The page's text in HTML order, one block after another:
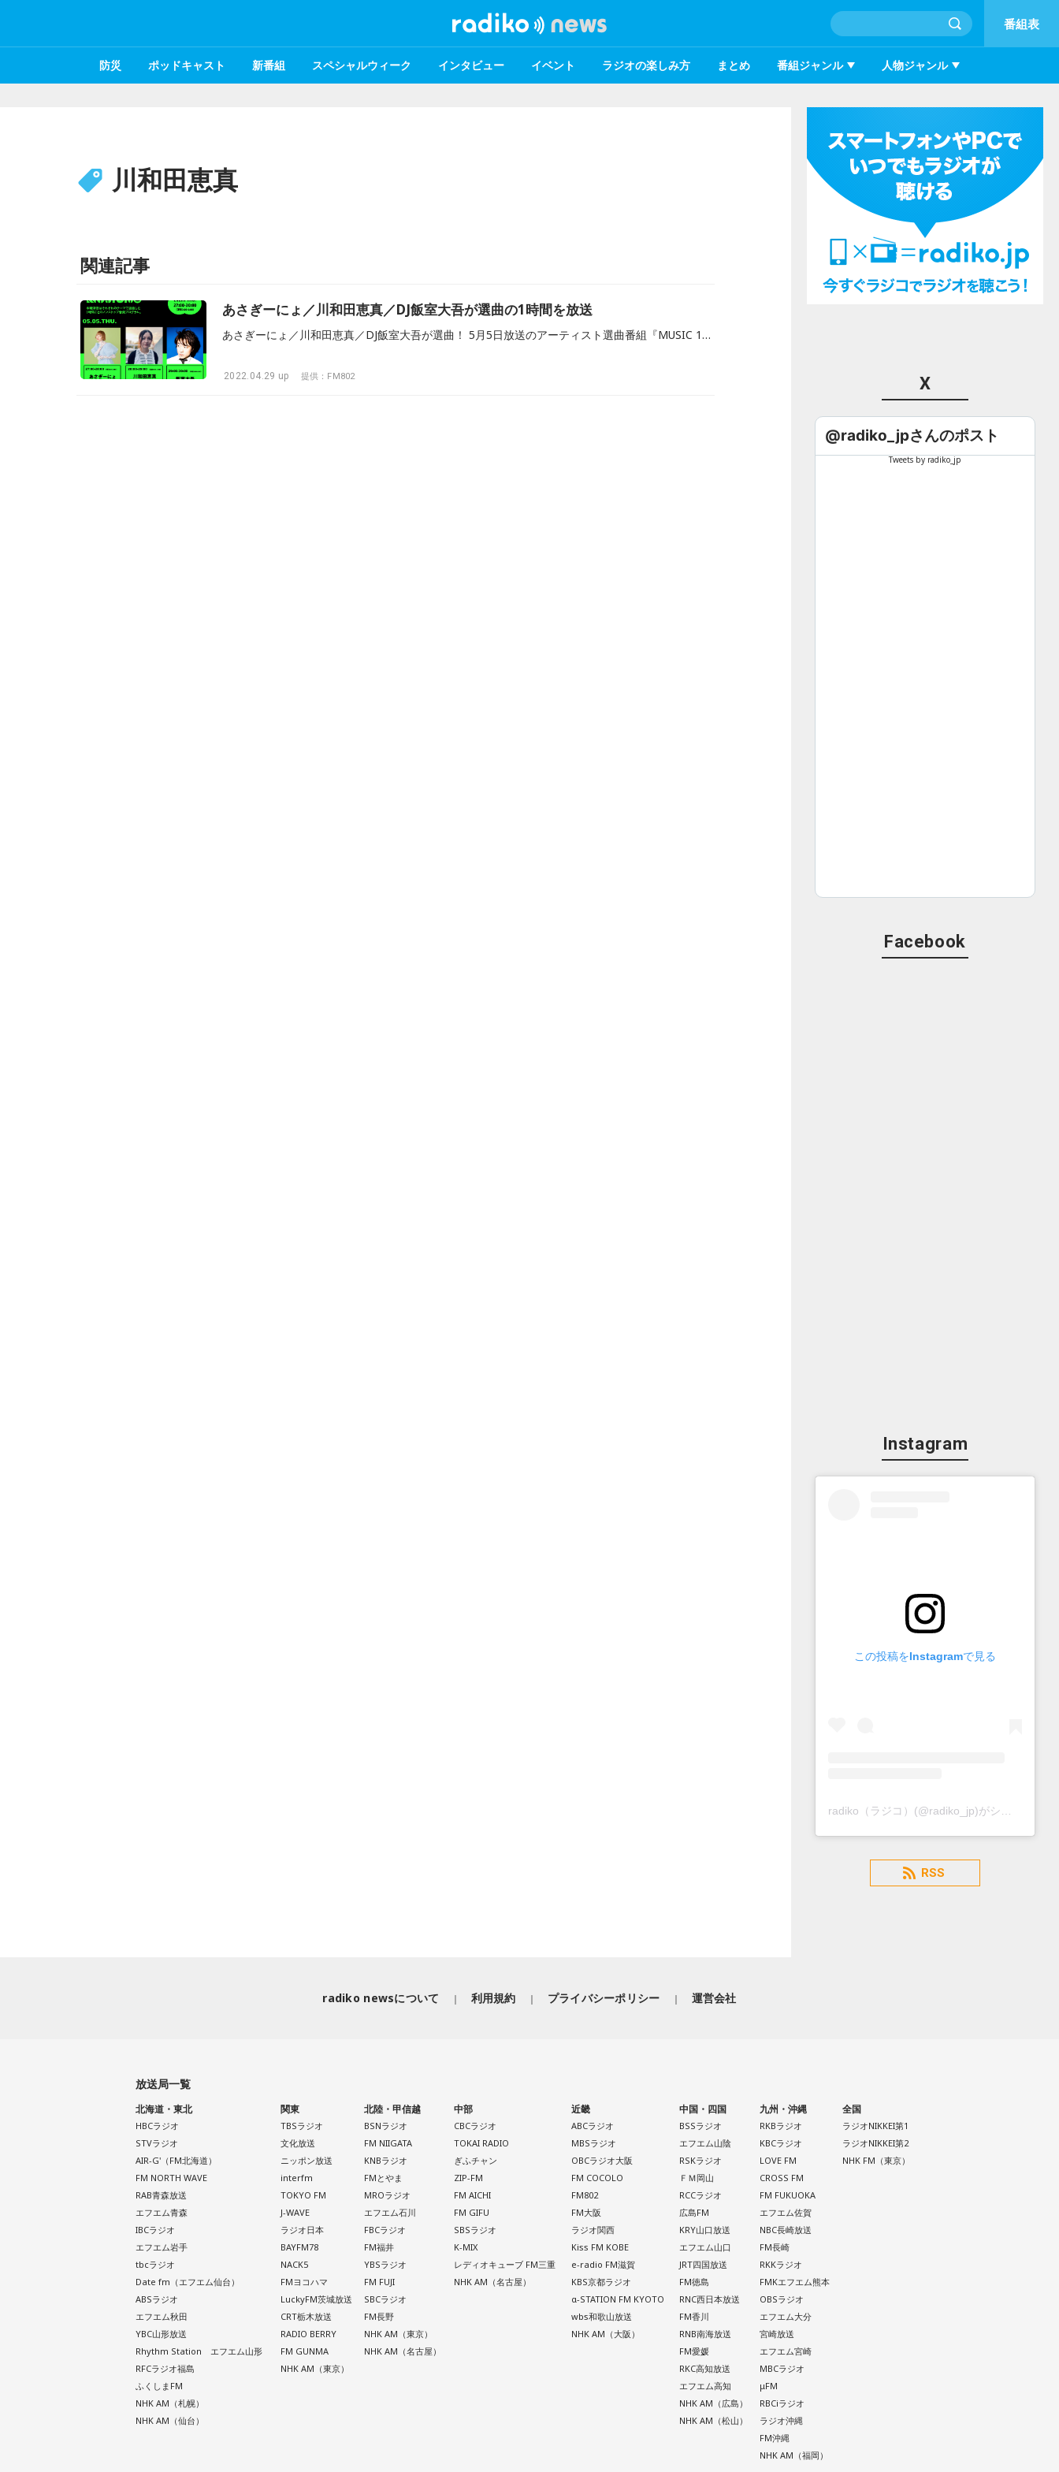
番組表
防災 ポッドキャスト 新番組 スペシャルウィーク インタビュー イベント ラジオの楽しみ方 まとめ 番組ジャンル 人物ジャンル
川和田恵真
関連記事
あさぎーにょ／川和田恵真／DJ飯室大吾が選曲の1時間を放送
あさぎーにょ／川和田恵真／DJ飯室大吾が選曲！ 5月5日放送のアーティスト選曲番組『MUSIC 180』
2022.04.29 up 提供：FM802 X
@radiko_jpさんのポスト
Tweets by radiko_jp
Facebook
Instagram
この投稿をInstagramで見る
radiko（ラジコ）(@radiko_jp)がシェアした投稿
RSS
radiko newsについて 利用規約 プライバシーポリシー 運営会社
放送局一覧
北海道・東北
HBCラジオ
STVラジオ
AIR-G'（FM北海道）
FM NORTH WAVE
RAB青森放送
エフエム青森
IBCラジオ
エフエム岩手
tbcラジオ
Date fm（エフエム仙台）
ABSラジオ
エフエム秋田
YBC山形放送
Rhythm Station エフエム山形
RFCラジオ福島
ふくしまFM
NHK AM（札幌）
NHK AM（仙台）
関東
TBSラジオ
文化放送
ニッポン放送
interfm
TOKYO FM
J-WAVE
ラジオ日本
BAYFM78
NACK5
FMヨコハマ
LuckyFM茨城放送
CRT栃木放送
RADIO BERRY
FM GUNMA
NHK AM（東京）
北陸・甲信越
BSNラジオ
FM NIIGATA
KNBラジオ
FMとやま
MROラジオ
エフエム石川
FBCラジオ
FM福井
YBSラジオ
FM FUJI
SBCラジオ
FM長野
NHK AM（東京）
NHK AM（名古屋）
中部
CBCラジオ
TOKAI RADIO
ぎふチャン
ZIP-FM
FM AICHI
FM GIFU
SBSラジオ
K-MIX
レディオキューブ FM三重
NHK AM（名古屋）
近畿
ABCラジオ
MBSラジオ
OBCラジオ大阪
FM COCOLO
FM802
FM大阪
ラジオ関西
Kiss FM KOBE
e-radio FM滋賀
KBS京都ラジオ
α-STATION FM KYOTO
wbs和歌山放送
NHK AM（大阪）
中国・四国
BSSラジオ
エフエム山陰
RSKラジオ
ＦＭ岡山
RCCラジオ
広島FM
KRY山口放送
エフエム山口
JRT四国放送
FM徳島
RNC西日本放送
FM香川
RNB南海放送
FM愛媛
RKC高知放送
エフエム高知
NHK AM（広島）
NHK AM（松山）
九州・沖縄
RKBラジオ
KBCラジオ
LOVE FM
CROSS FM
FM FUKUOKA
エフエム佐賀
NBC長崎放送
FM長崎
RKKラジオ
FMKエフエム熊本
OBSラジオ
エフエム大分
宮崎放送
エフエム宮崎
MBCラジオ
μFM
RBCiラジオ
ラジオ沖縄
FM沖縄
NHK AM（福岡）
全国
ラジオNIKKEI第1
ラジオNIKKEI第2
NHK FM（東京）